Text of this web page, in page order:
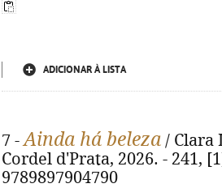
ADICIONAR À LISTA
7 -Ainda há beleza / Clara
Cordel d'Prata, 2026. - 241,
9789897904790